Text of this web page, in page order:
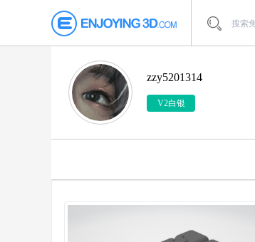
zzy5201314
V2白银